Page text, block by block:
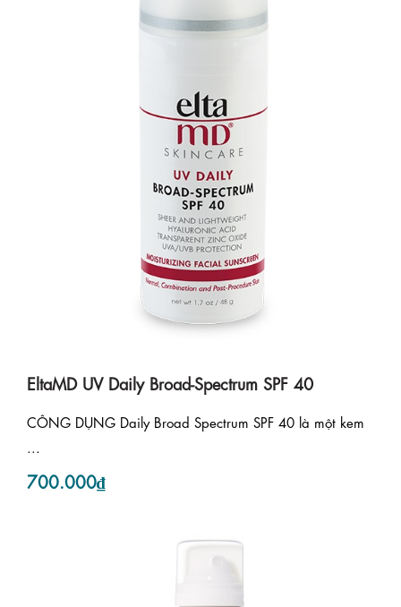
EltaMD UV Daily Broad-Spectrum SPF 40
CÔNG DỤNG Daily Broad Spectrum SPF 40 là một kem
...
700.000₫